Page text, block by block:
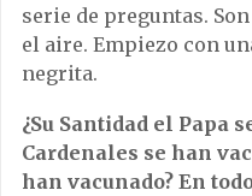
serie de preguntas.
el aire. Empiezo con
negrita.
¿Su Santidad el Papa
Cardenales se han
han vacunado? En